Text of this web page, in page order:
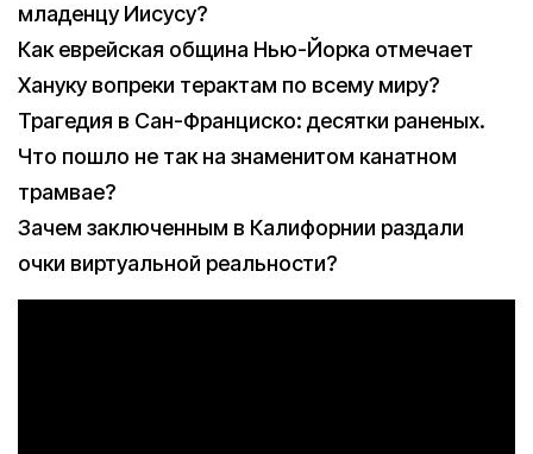
младенцу Иисусу?
Как еврейская община Нью-Йорка отмечает
Хануку вопреки терактам по всему миру?
Трагедия в Сан-Франциско: десятки раненых.
Что пошло не так на знаменитом канатном
трамвае?
Зачем заключенным в Калифорнии раздали
очки виртуальной реальности?